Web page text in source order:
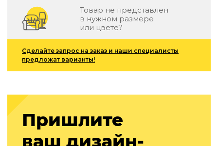
ARTOPIA — Mid-Century
DAYZ — Ethno
Все коллекции мебели
Декор
Для кухни
Предметы интерьера
Зеркала
Вентиляторы
Ковры
Товар не представлен
в нужном размере
или цвете?
Сделайте запрос на заказ и наши специалисты
предложат варианты!
Пришлите
ваш дизайн-